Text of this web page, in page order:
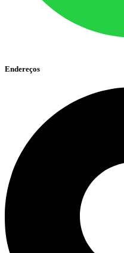
Endereços